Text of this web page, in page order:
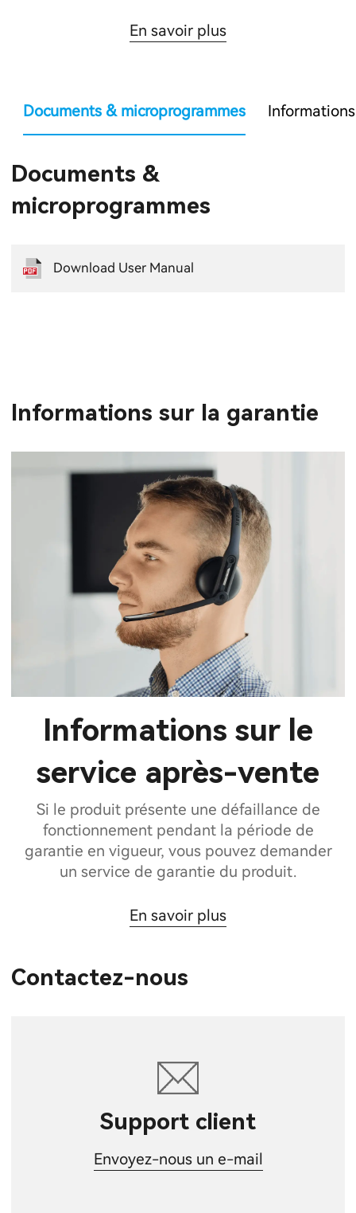
En savoir plus
Documents & microprogrammes
Documents &
microprogrammes
Download User Manual
Informations sur la garantie
Informations sur le
service après-vente
Si le produit présente une défaillance de
fonctionnement pendant la période de
garantie en vigueur, vous pouvez demander
un service de garantie du produit.
En savoir plus
Contactez-nous
Support client
Envoyez-nous un e-mail